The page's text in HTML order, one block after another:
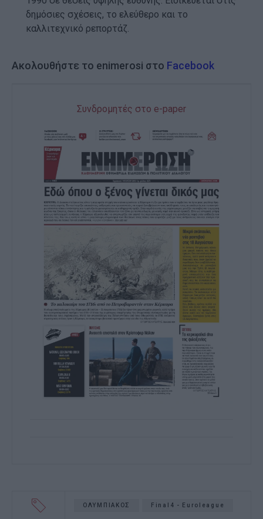
δημόσιες σχέσεις, το ελεύθερο και το
καλλιτεχνικό ρεπορτάζ.
Ακολουθήστε το enimerosi στο Facebook
Συνδρομητές στο e-paper
ΟΛΥΜΠΙΑΚΟΣ Final4 - Euroleague